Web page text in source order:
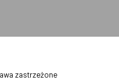
zastrzeżone